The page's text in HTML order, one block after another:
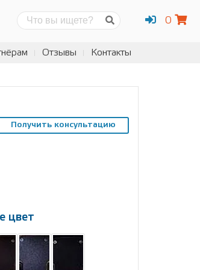
0
Отзывы Контакты
Получить консультацию
цвет